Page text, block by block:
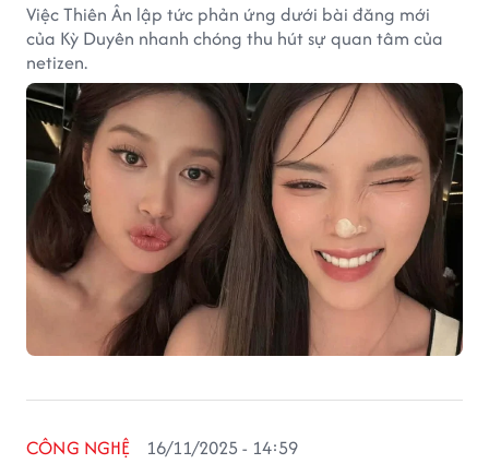
Việc Thiên Ân lập tức phản ứng dưới bài đăng mới
của Kỳ Duyên nhanh chóng thu hút sự quan tâm của
netizen.
CÔNG NGHỆ 16/11/2025 - 14:59